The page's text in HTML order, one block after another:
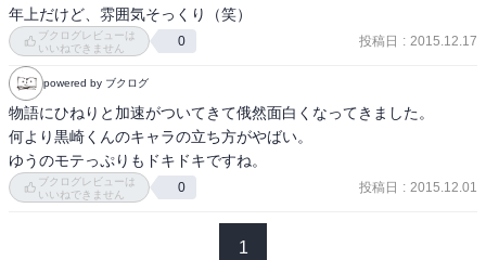
年上だけど、雰囲気そっくり（笑）
ブクログレビューは
いいねできません
0 投稿日 : 2015.12.17
powered by ブクログ
物語にひねりと加速がついてきて俄然面白くなってきました。
何より黒崎くんのキャラの立ち方がやばい。
ゆうのモテっぷりもドキドキですね。
ブクログレビューは
いいねできません
0 投稿日 : 2015.12.01
1